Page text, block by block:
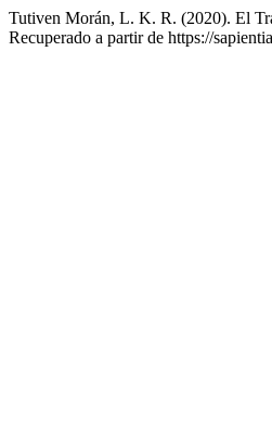
Tutiven Morán, L. K. R. (2020). El
Recuperado a partir de https://